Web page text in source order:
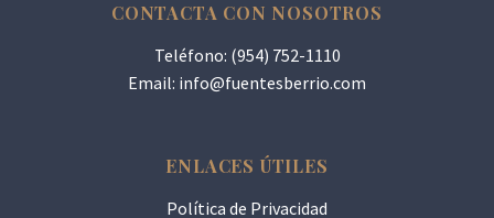
CONTACTA CON NOSOTROS
Teléfono: (954) 752-1110
Email: info@fuentesberrio.com
ENLACES ÚTILES
Política de Privacidad